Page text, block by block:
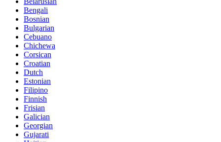
Bengali
Bosnian
Bulgarian
Cebuano
Chichewa
Corsican
Croatian
Dutch
Estonian
Filipino
Finnish
Frisian
Galician
Georgian
Gujarati